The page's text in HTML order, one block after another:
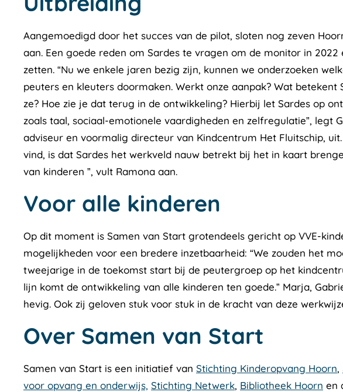
Aangemoedigd door het succes van de pilot, sloten nog zeven
aan. Een goede reden om Sardes te vragen om de monitor in 2022
zetten. “Nu we enkele jaren bezig zijn, kunnen we onderzoeken
peuters en kleuters doormaken. Werkt onze aanpak? Wat betekent
ze? Hoe zie je dat terug in de ontwikkeling? Hierbij let Sardes op
zoals taal, sociaal-emotionele vaardigheden en zelfregulatie”, legt
adviseur en voormalig directeur van Kindcentrum Het Fluitschip,
vind, is dat Sardes het werkveld nauw betrekt bij het in kaart
van kinderen ”, vult Ramona aan.
Voor alle kinderen
Op dit moment is Samen van Start grotendeels gericht op VVE-
mogelijkheden voor een bredere inzetbaarheid: “We zouden het
tweejarige in de toekomst start bij de peutergroep op het
lijn komt de ontwikkeling van alle kinderen ten goede.” Marja,
hevig. Ook zij geloven stuk voor stuk in de kracht van deze
Over Samen van Start
Samen van Start is een initiatief van Stichting Kinderopvang Hoorn,
voor opvang en onderwijs, Stichting Netwerk, Bibliotheek Hoorn en